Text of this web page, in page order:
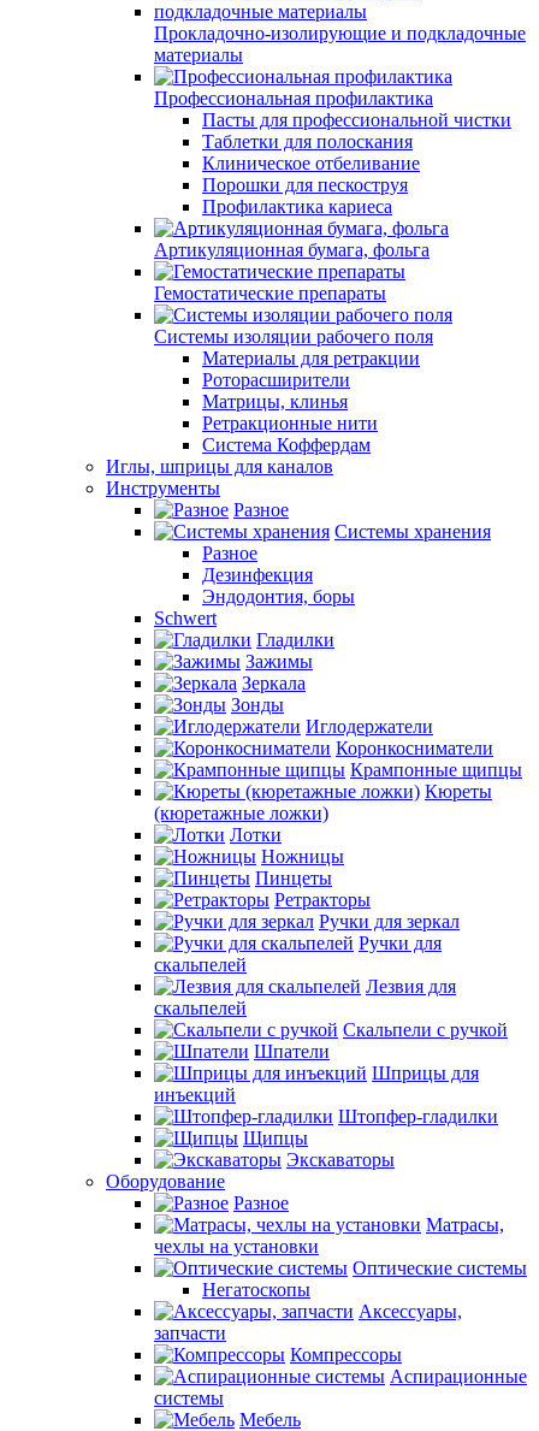
Прокладочно-изолирующие и подкладочные
материалы
Профессиональная профилактика
Пасты для профессиональной чистки
Таблетки для полоскания
Клиническое отбеливание
Порошки для пескоструя
Профилактика кариеса
Артикуляционная бумага, фольга
Гемостатические препараты
Системы изоляции рабочего поля
Материалы для ретракции
Роторасширители
Матрицы, клинья
Ретракционные нити
Система Коффердам
Иглы, шприцы для каналов
Инструменты
Разное
Системы хранения
Разное
Дезинфекция
Эндодонтия, боры
Schwert
Гладилки
Зажимы
Зеркала
Зонды
Иглодержатели
Коронкосниматели
Крампонные щипцы
Кюреты
(кюретажные ложки)
Лотки
Ножницы
Пинцеты
Ретракторы
Ручки для зеркал
Ручки для
скальпелей
Лезвия для
скальпелей
Скальпели с ручкой
Шпатели
Шприцы для
инъекций
Штопфер-гладилки
Щипцы
Экскаваторы
Оборудование
Разное
Матрасы,
чехлы на установки
Оптические системы
Негатоскопы
Аксессуары,
запчасти
Компрессоры
Аспирационные
системы
Мебель